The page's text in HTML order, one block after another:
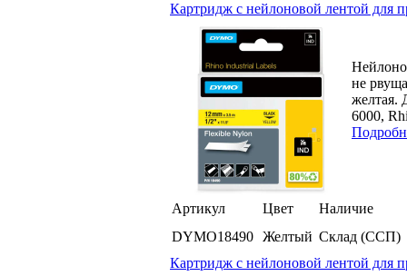
Картридж c нейлоновой лентой для
не
желтая.
6000,
Артикул Цвет
Наличие
DYMO18490 Желтый Склад (ССП)
Картридж c нейлоновой лентой для